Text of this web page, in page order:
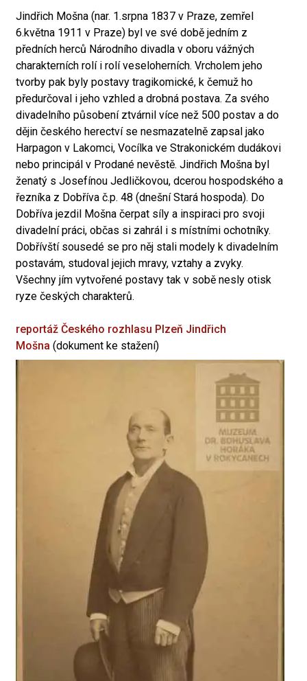
Jindřich Mošna (nar. 1.srpna 1837 v Praze, zemřel
6.května 1911 v Praze) byl ve své době jedním z
předních herců Národního divadla v oboru vážných
charakterních rolí i rolí veseloherních. Vrcholem jeho
tvorby pak byly postavy tragikomické, k čemuž ho
předurčoval i jeho vzhled a drobná postava. Za svého
divadelního působení ztvárnil více než 500 postav a do
dějin českého herectví se nesmazatelně zapsal jako
Harpagon v Lakomci, Vocílka ve Strakonickém dudákovi
nebo principál v Prodané nevěstě. Jindřich Mošna byl
ženatý s Josefínou Jedličkovou, dcerou hospodského a
řezníka z Dobříva č.p. 48 (dnešní Stará hospoda). Do
Dobříva jezdil Mošna čerpat síly a inspiraci pro svoji
divadelní práci, občas si zahrál i s místními ochotníky.
Dobřívští sousedé se pro něj stali modely k divadelním
postavám, studoval jejich mravy, vztahy a zvyky.
Všechny jím vytvořené postavy tak v sobě nesly otisk
ryze českých charakterů.
reportáž Českého rozhlasu Plzeň Jindřich
Mošna (dokument ke stažení)